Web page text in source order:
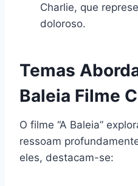
Charlie, que
doloroso.
Temas
Baleia Filme
O filme “A Baleia”
ressoam
eles, destacam-se: